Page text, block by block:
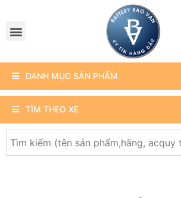
DANH MỤC SẢN PHẨM
TÌM THEO XE